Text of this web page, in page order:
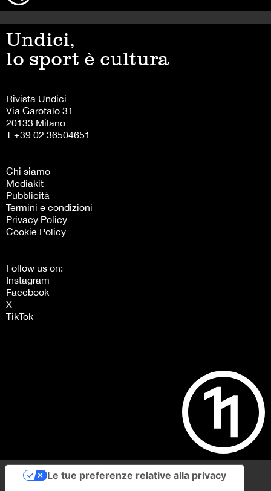
Undici,
lo sport è cultura
Rivista Undici
Via Garofalo 31
20133 Milano
T +39 02 36504651
Chi siamo
Mediakit
Pubblicità
Termini e condizioni
Privacy Policy
Cookie Policy
Follow us on:
Instagram
Facebook
X
TikTok
Le tue preferenze relative alla privacy